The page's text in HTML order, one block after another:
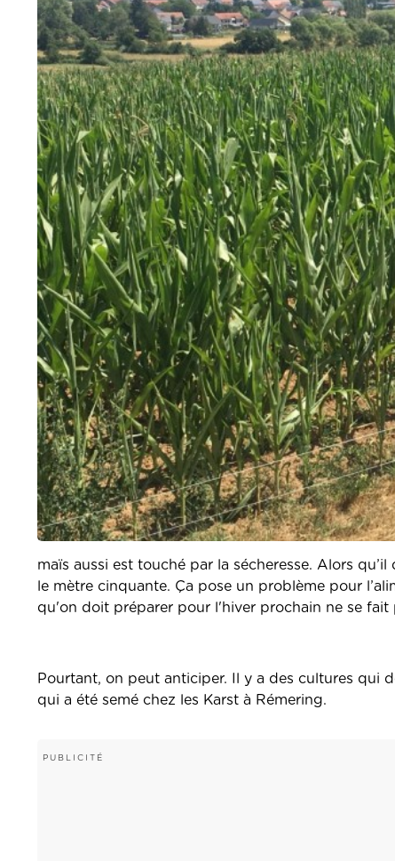
maïs aussi est touché par la sécheresse. Alors
le mètre cinquante. Ça pose un problème pour
qu'on doit préparer pour l'hiver prochain ne se fait
Pourtant, on peut anticiper. Il y a des cultures qui
qui a été semé chez les Karst à Rémering.